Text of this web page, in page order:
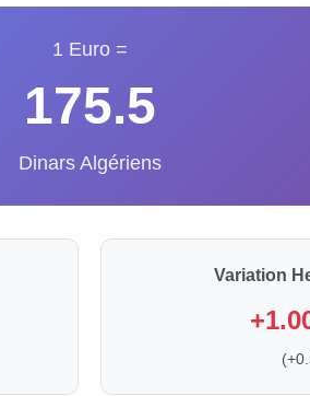
1 Euro =
175.5
Dinars Algériens
Variation